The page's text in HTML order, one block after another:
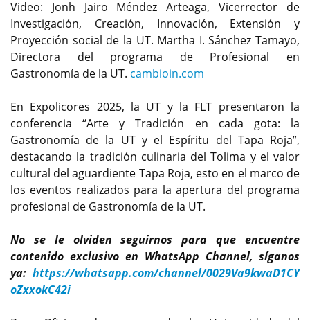
Video: Jonh Jairo Méndez Arteaga, Vicerrector de
Investigación, Creación, Innovación, Extensión y
Proyección social de la UT. Martha I. Sánchez Tamayo,
Directora del programa de Profesional en
Gastronomía de la UT. cambioin.com
En Expolicores 2025, la UT y la FLT presentaron la
conferencia “Arte y Tradición en cada gota: la
Gastronomía de la UT y el Espíritu del Tapa Roja”,
destacando la tradición culinaria del Tolima y el valor
cultural del aguardiente Tapa Roja, esto en el marco de
los eventos realizados para la apertura del programa
profesional de Gastronomía de la UT.
No se le olviden seguirnos para que encuentre
contenido exclusivo en WhatsApp Channel, síganos
ya: https://whatsapp.com/channel/0029Va9kwaD1CY
oZxxokC42i